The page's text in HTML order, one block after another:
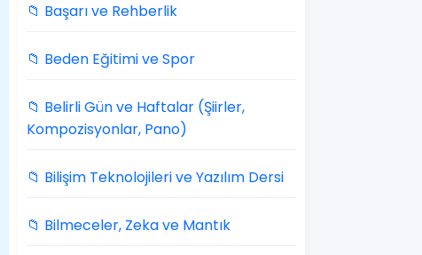
📁 Başarı ve Rehberlik
📁 Beden Eğitimi ve Spor
📁 Belirli Gün ve Haftalar (Şiirler,
Kompozisyonlar, Pano)
📁 Bilişim Teknolojileri ve Yazılım Dersi
📁 Bilmeceler, Zeka ve Mantık